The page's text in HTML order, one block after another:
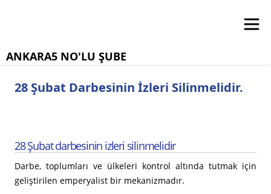
ANKARA5 NO'LU ŞUBE
28 Şubat Darbesinin İzleri Silinmelidir.
28 Şubat darbesinin izleri silinmelidir
Darbe, toplumları ve ülkeleri kontrol altında tutmak için
geliştirilen emperyalist bir mekanizmadır.